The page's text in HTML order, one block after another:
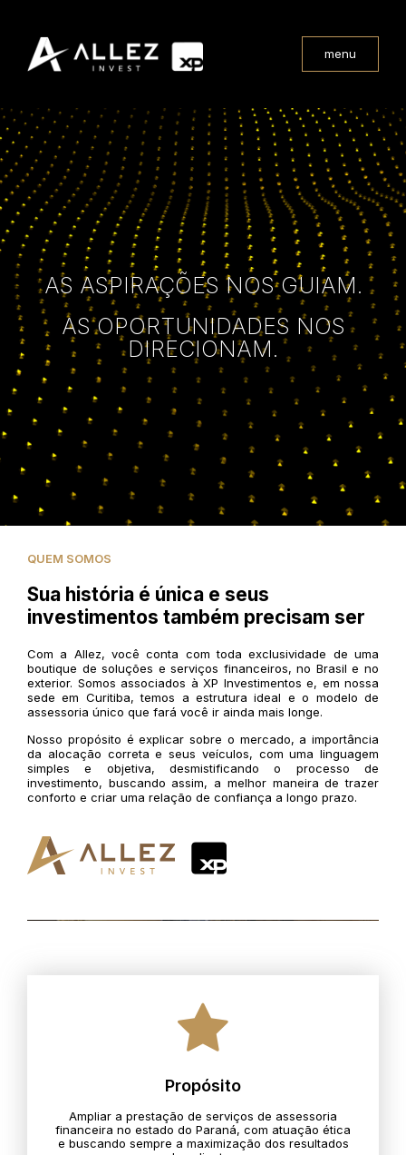
menu
AS ASPIRAÇÕES NOS GUIAM.
AS OPORTUNIDADES NOS
DIRECIONAM.
QUEM SOMOS
Sua história é única e seus
investimentos também precisam ser
Com a Allez, você conta com toda exclusividade de uma
boutique de soluções e serviços financeiros, no Brasil e no
exterior. Somos associados à XP Investimentos e, em nossa
sede em Curitiba, temos a estrutura ideal e o modelo de
assessoria único que fará você ir ainda mais longe.
Nosso propósito é explicar sobre o mercado, a importância
da alocação correta e seus veículos, com uma linguagem
simples e objetiva, desmistificando o processo de
investimento, buscando assim, a melhor maneira de trazer
conforto e criar uma relação de confiança a longo prazo.
Propósito
Ampliar a prestação de serviços de assessoria
financeira no estado do Paraná, com atuação ética
e buscando sempre a maximização dos resultados